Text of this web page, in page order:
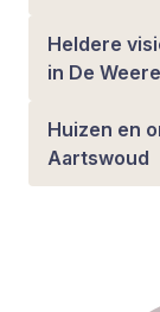
Heldere
in De Weere
Huizen en
Aartswoud